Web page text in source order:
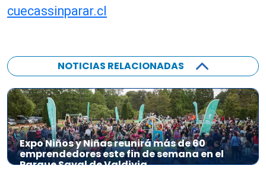
cuecassinparar.cl
NOTICIAS RELACIONADAS
Expo Niños y Niñas reunirá más de 60
emprendedores este fin de semana en el
Parque Saval de Valdivia